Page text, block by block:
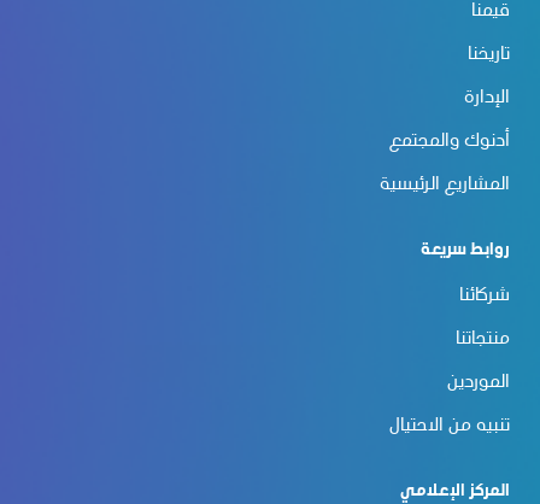
قيمنا
تاريخنا
الإدارة
أدنوك والمجتمع
المشاريع الرئيسية
روابط سريعة
شركائنا
منتجاتنا
الموردين
تنبيه من الاحتيال
المركز الإعلامي